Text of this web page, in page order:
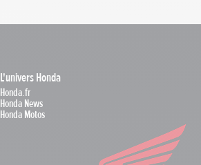
L'univers Honda
Honda.fr
Honda News
Honda Motos